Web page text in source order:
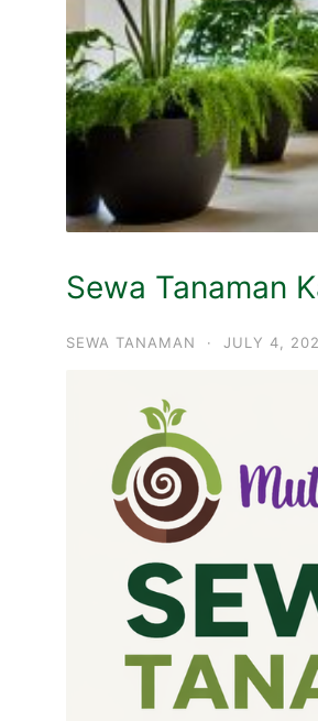
Sewa Tanaman
SEWA TANAMAN · JULY 4,